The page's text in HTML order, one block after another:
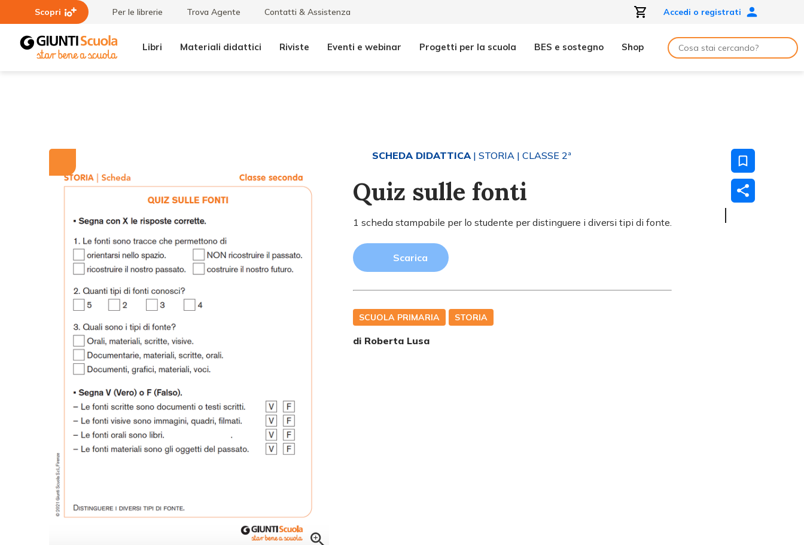
Scopri Per le librerie Trova Agente Contatti & Assistenza Accedi o registrati
Libri Materiali didattici Riviste Eventi e webinar Progetti per la scuola BES e sostegno Shop
SCHEDA DIDATTICA| STORIA | CLASSE 2ª
Quiz sulle fonti
1 scheda stampabile per lo studente per distinguere i diversi tipi di fonte.
Scarica
SCUOLA PRIMARIA STORIA
di Roberta Lusa